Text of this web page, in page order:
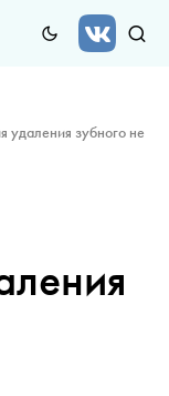
удаления зубного не